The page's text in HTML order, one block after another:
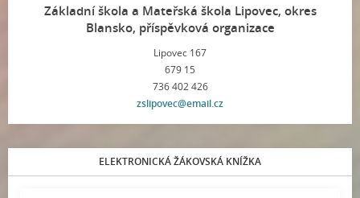
Základní škola a Mateřská škola Lipovec, okres
Blansko, příspěvková organizace
Lipovec 167
679 15
736 402 426
zslipovec@email.cz
ELEKTRONICKÁ ŽÁKOVSKÁ KNÍŽKA